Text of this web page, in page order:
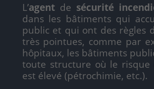
L’agentde sécurité
dans les bâtiments qui
public et qui ont des règles
très pointues, comme par
hôpitaux, les bâtiments
toute structure où le risque
est élevé (pétrochimie, etc.).